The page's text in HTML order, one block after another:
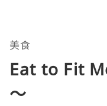
美食
Eat to Fit
～